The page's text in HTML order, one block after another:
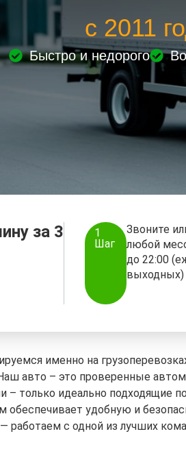
с 2011
Быстро и недорого
за 3
1
Шаг
Звоните
любой
до 22:00
выходных)
именно на
авто – это проверенные
– только идеально подходящие
обеспечивает удобную и
работаем с одной из лучших